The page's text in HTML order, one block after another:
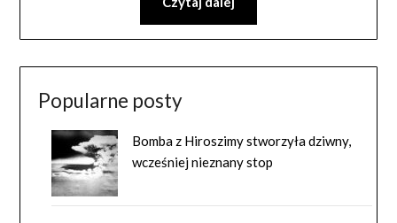
Popularne posty
Bomba z Hiroszimy stworzyła dziwny,
wcześniej nieznany stop